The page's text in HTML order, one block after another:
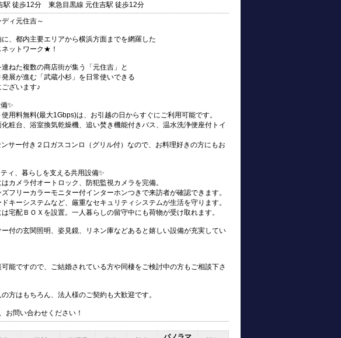
駅 徒歩12分 東急目黒線 元住吉駅 徒歩12分
ィ元住吉～
、都内主要エリアから横浜方面までを網羅した
ットワーク★！
ねた複数の商店街が集う「元住吉」と
展が進む「武蔵小杉」を日常使いできる
ざいます♪
✨
使用料無料(最大1Gbps)は、お引越の日からすぐにご利用可能です。
化粧台、浴室換気乾燥機、追い焚き機能付きバス、温水洗浄便座付トイ
ンサー付き２口ガスコンロ（グリル付）なので、お料理好きの方にもお
ィ、暮らしを支える共用設備✨
はカメラ付オートロック、防犯監視カメラを完備。
ズフリーカラーモニター付インターホンつきで来訪者が確認できます。
ドキーシステムなど、厳重なセキュリティシステムが生活を守ります。
は宅配ＢＯＸを設置。一人暮らしの留守中にも荷物が受け取れます。
付の玄関照明、姿見鏡、リネン庫などあると嬉しい設備が充実してい
能ですので、ご結婚されている方や同棲をご検討中の方もご相談下さ
方はもちろん、法人様のご契約も大歓迎です。
お問い合わせください！